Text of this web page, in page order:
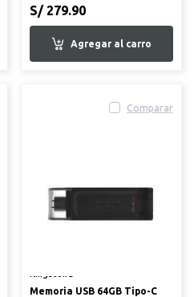
S/ 279.90
Comparar
Memoria USB 64GB Tipo-C